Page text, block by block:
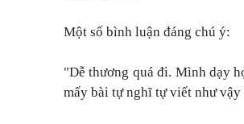
Một số bình luận đáng chú ý:
"Dễ thương quá đi. Mình dạy
mấy bài tự nghĩ tự viết như